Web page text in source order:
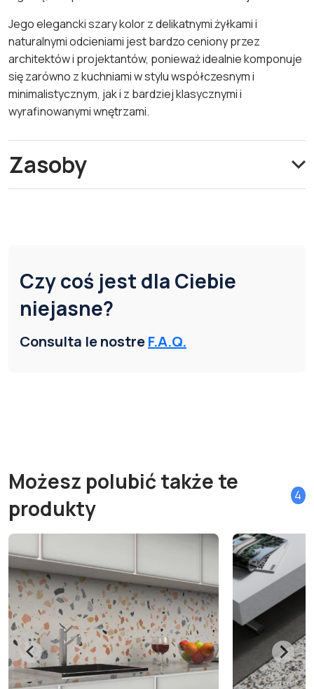
Jego elegancki szary kolor z delikatnymi żyłkami i
naturalnymi odcieniami jest bardzo ceniony przez
architektów i projektantów, ponieważ idealnie komponuje
się zarówno z kuchniami w stylu współczesnym i
minimalistycznym, jak i z bardziej klasycznymi i
wyrafinowanymi wnętrzami.
Zasoby
Czy coś jest dla Ciebie
niejasne?
Consulta le nostreF.A.Q.
Możesz polubić także te
produkty
4